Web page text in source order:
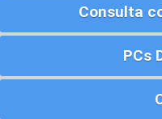
Consulta
PCs